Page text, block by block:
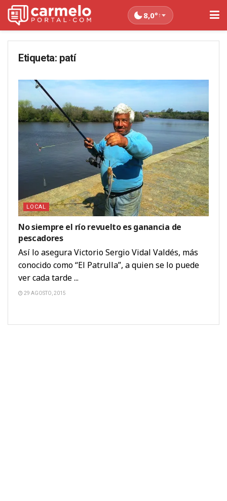
8,0°↑
Etiqueta: patí
LOCAL
No siempre el río revuelto es ganancia de
pescadores
Así lo asegura Victorio Sergio Vidal Valdés, más
conocido como “El Patrulla”, a quien se lo puede
ver cada tarde ...
29 AGOSTO, 2015